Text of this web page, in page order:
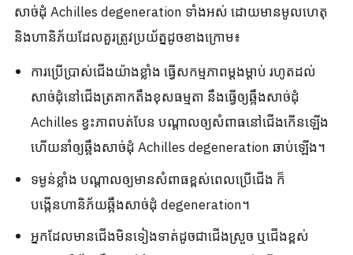
សាច់ដុំ Achilles degeneration ទាំងអស់ ដោយមានមូលហេតុ
និងហានិភ័យដែលគួរត្រូវប្រយ័ត្នដូចខាងក្រោម៖
ការប្រើប្រាស់ជើងយ៉ាងខ្លាំង ធ្វើសកម្មភាពម្តងម្តាប់ រហូតដល់
សាច់ដុំនៅជើងត្រគាកតឹងខុសធម្មតា នឹងធ្វើឲ្យឆ្អឹងសាច់ដុំ
Achilles ខ្វះភាពបត់បែន បណ្តាលឲ្យសំពាធនៅជើងកើនឡើង
ហើយនាំឲ្យឆ្អឹងសាច់ដុំ Achilles degeneration ឆាប់ឡើង។
ទម្ងន់ខ្លាំង បណ្តាលឲ្យមានសំពាធខ្ពស់ពេលប្រើជើង ក៏
បង្កើនហានិភ័យឆ្អឹងសាច់ដុំ degeneration។
អ្នកដែលមានជើងមិនទៀងទាត់ដូចជាជើងស្រួច ឬជើងខ្ពស់